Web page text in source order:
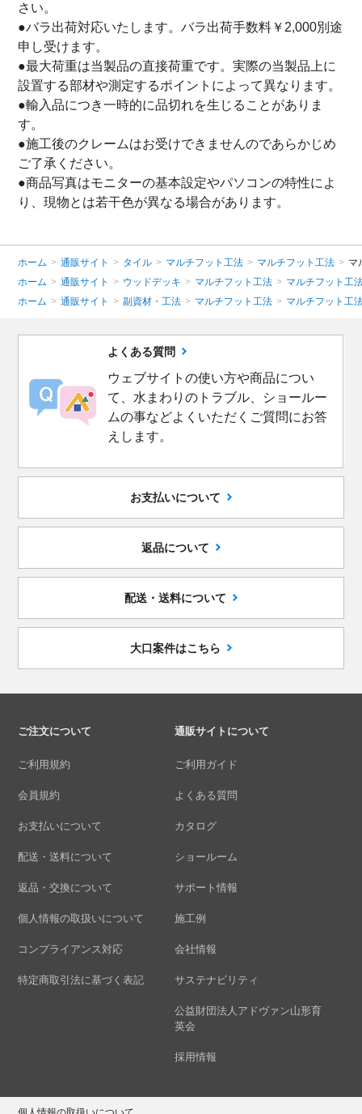
さい。
●バラ出荷対応いたします。バラ出荷手数料￥2,000別途
申し受けます。
●最大荷重は当製品の直接荷重です。実際の当製品上に
設置する部材や測定するポイントによって異なります。
●輸入品につき一時的に品切れを生じることがありま
す。
●施工後のクレームはお受けできませんのであらかじめ
ご了承ください。
●商品写真はモニターの基本設定やパソコンの特性によ
り、現物とは若干色が異なる場合があります。
ホーム > 通販サイト > タイル > マルチフット工法 > マルチフット工法 > マ
ホーム > 通販サイト > ウッドデッキ > マルチフット工法 > マルチフット工
ホーム > 通販サイト > 副資材・工法 > マルチフット工法 > マルチフット工
よくある質問
ウェブサイトの使い方や商品につい
て、水まわりのトラブル、ショールー
ムの事などよくいただくご質問にお答
えします。
お支払いについて
返品について
配送・送料について
大口案件はこちら
ご注文について
ご利用規約
会員規約
お支払いについて
配送・送料について
返品・交換について
個人情報の取扱いについて
コンプライアンス対応
特定商取引法に基づく表記
通販サイトについて
ご利用ガイド
よくある質問
カタログ
ショールーム
サポート情報
施工例
会社情報
サステナビリティ
公益財団法人アドヴァン山形育
英会
採用情報